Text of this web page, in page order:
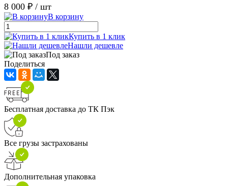
8 000 ₽ / шт
В корзину
Купить в 1 клик
Нашли дешевле
Под заказ
Поделиться
Бесплатная доставка до ТК Пэк
Все грузы застрахованы
Дополнительная упаковка